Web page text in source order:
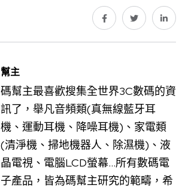
幫主
碼幫主最喜歡搜集全世界3C數碼的資
訊了，舉凡音頻類(真無線藍牙耳
機、運動耳機、降噪耳機)、家電類
(清淨機、掃地機器人、除濕機)、液
晶電視、電腦LCD螢幕...所有數碼電
子產品，皆為碼幫主研究的範疇，希